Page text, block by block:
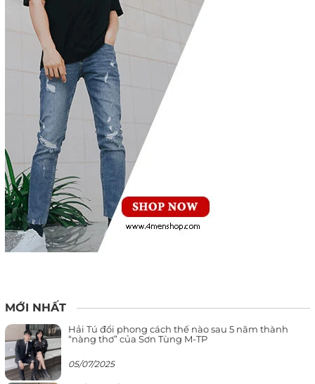
MỚI NHẤT
Hải Tú đổi phong cách thế nào sau 5 năm thành
“nàng thơ” của Sơn Tùng M-TP
05/07/2025